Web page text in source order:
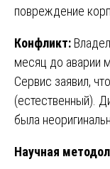
повреждение
Конфликт:
месяц до аварии
Сервис заявил,
(естественный).
была
Научная